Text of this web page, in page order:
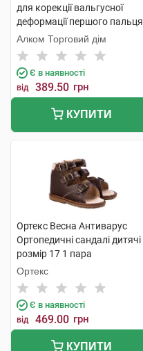
для корекції вальгусної
деформації першого пальця
стопи 1 пара
Алком Торговий дім
Є в наявності
від 389.50 грн
КУПИТИ
Ортекс Весна Антиварус
Ортопедичні сандалі дитячі
розмір 17 1 пара
Ортекс
Є в наявності
від 469.00 грн
КУПИТИ